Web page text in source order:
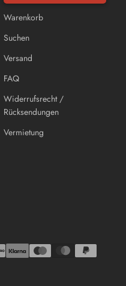
Warenkorb
Suchen
Versand
FAQ
Widerrufsrecht /
Rücksendungen
Vermietung